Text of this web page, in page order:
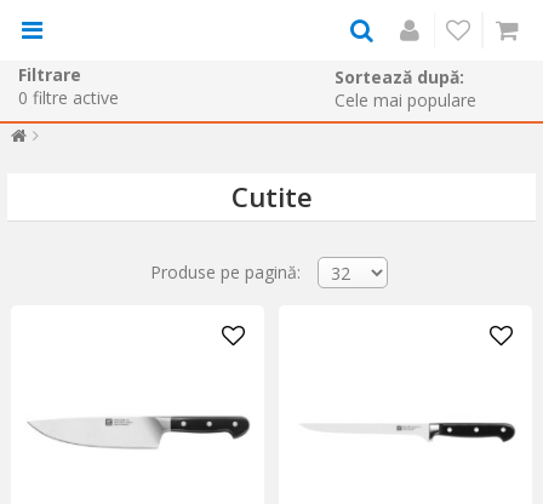
Filtrare
0 filtre active
Sortează după:
Cutite
Produse pe pagină: